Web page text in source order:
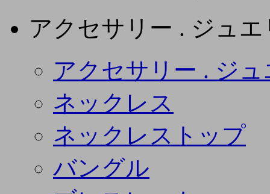
アクセサリー . ジュエ
アクセサリー . ジ
ネックレス
ネックレストップ
バングル